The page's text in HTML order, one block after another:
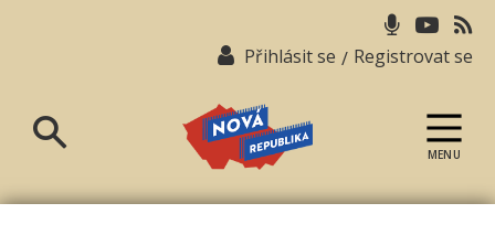
Přihlásit se / Registrovat se
republika
MENU